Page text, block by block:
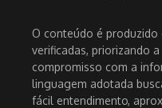
O conteúdo é
verificadas, priorizando
compromisso com a
linguagem adotada
fácil entendimento,